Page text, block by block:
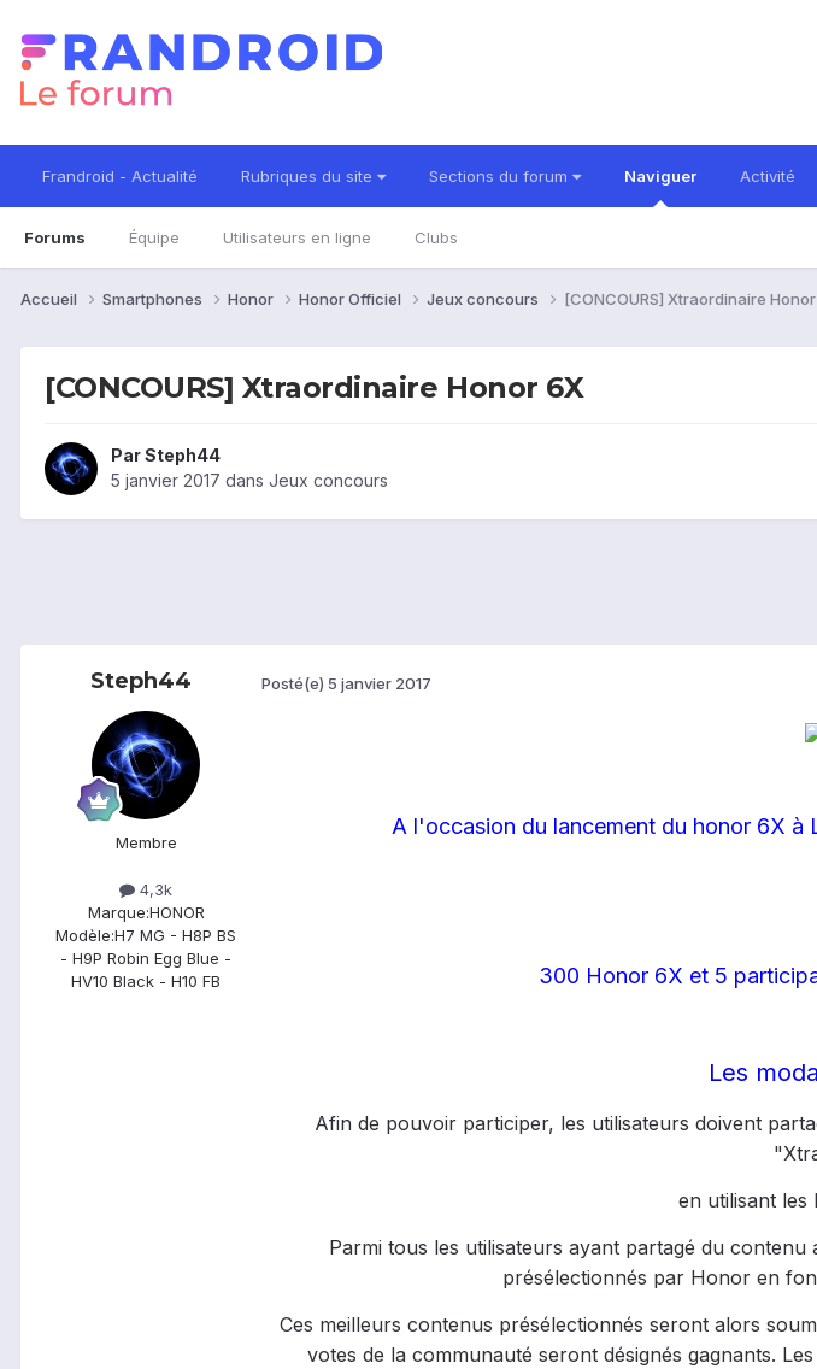
Frandroid - Actualité Rubriques du site Sections du forum Naviguer
Forums Équipe Utilisateurs en ligne Clubs
Activité
Accueil Smartphones Honor Honor Officiel Jeux concours [CONCOURS] Xtraordinaire
[CONCOURS] Xtraordinaire Honor 6X
ParSteph44
5 janvier 2017 dans Jeux concours
Steph44
Membre
4,3k
Marque:HONOR
Modèle:H7 MG - H8P BS
- H9P Robin Egg Blue -
HV10 Black - H10 FB
Posté(e) 5 janvier 2017
A l'occasion du lancement du honor 6X à
300 Honor 6X et 5
Les
Afin de pouvoir participer, les utilisateurs doivent
en utilisant les
Parmi tous les utilisateurs ayant partagé du
présélectionnés par Honor en
Ces meilleurs contenus présélectionnés seront alors
votes de la communauté seront désignés gagnants.